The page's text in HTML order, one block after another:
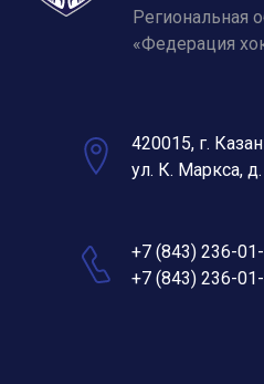
Региональная
«Федерация
420015, г.
ул. К. Маркса, д.
+7 (843) 236-
+7 (843) 236-